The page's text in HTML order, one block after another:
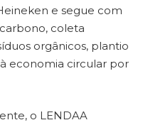
e segue com
coleta
orgânicos, plantio
economia circular por
o LENDAA